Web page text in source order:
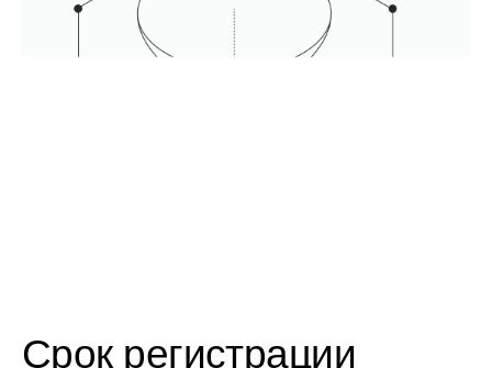
Срок регистрации